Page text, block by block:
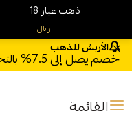
الأربش للذهب
خصم يصل إلى 7.5% بالتحويل البنكي أو 3% عبر مدى وSTC Pay + خصم بكود **X123** وشحن مجاني للطلبات فوق 1000 ريال
القائمة
18 ذهب عيار
ريال